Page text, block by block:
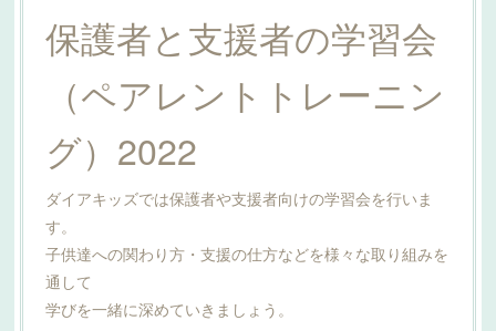
保護者と支援者の学習会
（ペアレントトレーニン
グ）2022
ダイアキッズでは保護者や支援者向けの学習会を行いま
す。
子供達への関わり方・支援の仕方などを様々な取り組みを
通して
学びを一緒に深めていきましょう。